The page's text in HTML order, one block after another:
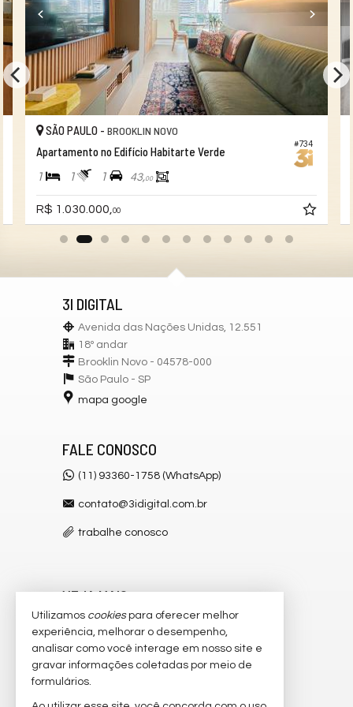
#734
SÃO PAULO - BROOKLIN NOVO
Apartamento no Edifício Habitarte Verde
1 1 1 43,00
R$ 1.030.000, 00
3I DIGITAL
Avenida das Nações Unidas, 12.551
18º andar
Brooklin Novo - 04578-000
São Paulo - SP
mapa google
FALE CONOSCO
(11) 93360-1758 (WhatsApp)
contato@3idigital.com.br
trabalhe conosco
VEJA MAIS
receba nosso newsletter
cadastre seu imóvel
imóveis favoritos
Utilizamos cookiespara oferecer melhor
experiência, melhorar o desempenho,
analisar como você interage em nosso site e
gravar informações coletadas por meio de
formulários.